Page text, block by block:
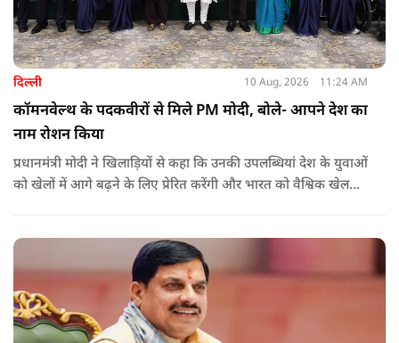
दिल्ली 10 Aug, 2026 11:24 AM
कॉमनवेल्थ के पदकवीरों से मिले PM मोदी, बोले- आपने देश का
नाम रोशन किया
प्रधानमंत्री मोदी ने खिलाड़ियों से कहा कि उनकी उपलब्धियां देश के युवाओं
को खेलों में आगे बढ़ने के लिए प्रेरित करेंगी और भारत को वैश्विक खेल